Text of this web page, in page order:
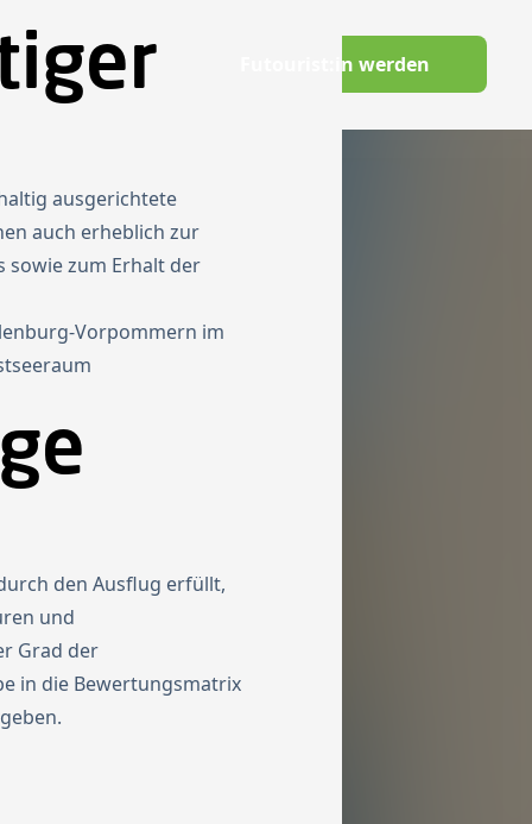
Wissenswelt Futourist:in werden
ausgerichtete
auch erheblich zur
sowie zum Erhalt der
Vorpommern im
den Ausflug erfüllt,
und
Grad der
in die Bewertungsmatrix